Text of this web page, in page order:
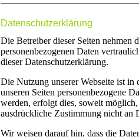
Datenschutzerklärung
Die Betreiber dieser Seiten nehmen
personenbezogenen Daten
dieser Datenschutzerklärung.
Die Nutzung unserer Webseite ist in
unseren Seiten personenbezogene
werden, erfolgt dies, soweit
ausdrückliche Zustimmung nicht an
Wir weisen darauf hin, dass die